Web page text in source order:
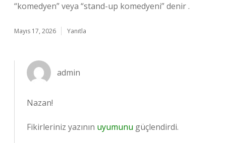
“komedyen” veya “stand-up komedyeni” denir .
Mayıs 17, 2026 Yanıtla
admin
Nazan!
Fikirleriniz yazının uyumunu güçlendirdi.